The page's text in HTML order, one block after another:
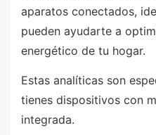
aparatos conectados,
pueden ayudarte a
energético de tu hogar.
Estas analíticas son
tienes dispositivos con
integrada.